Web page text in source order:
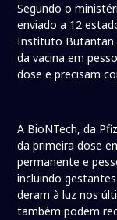
Segundo o
enviado a 12
Instituto Butantan
da vacina em
dose e precisam
A BioNTech, da
da primeira dose
permanente e
incluindo
deram à luz nos
também podem